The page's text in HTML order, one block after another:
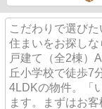
こだわりで選び
住まいをお探し
戸建て（全2棟）
丘小学校で徒歩7
4LDKの物件。「
ます。まずはお